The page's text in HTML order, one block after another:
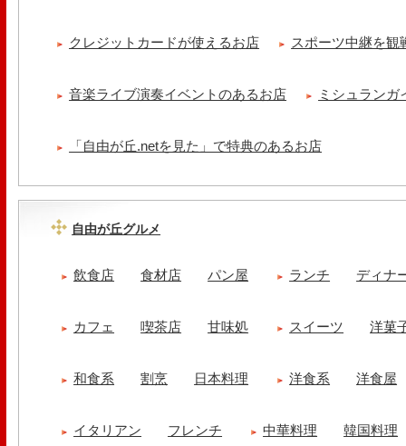
クレジットカードが使えるお店 スポーツ中継を観
音楽ライブ演奏イベントのあるお店 ミシュランガ
「自由が丘.netを見た」で特典のあるお店
自由が丘グルメ
飲食店 食材店 パン屋 ランチ ディナ
カフェ 喫茶店 甘味処 スイーツ 洋菓
和食系 割烹 日本料理 洋食系 洋食屋
イタリアン フレンチ 中華料理 韓国料理